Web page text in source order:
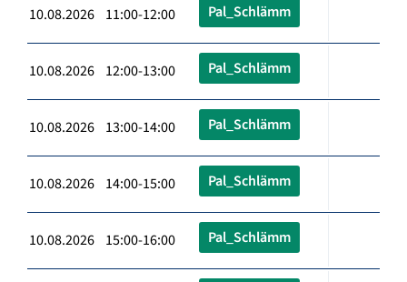
10.08.2026 11:00-12:00 Pal_Schlämm
10.08.2026 12:00-13:00 Pal_Schlämm
10.08.2026 13:00-14:00 Pal_Schlämm
10.08.2026 14:00-15:00 Pal_Schlämm
10.08.2026 15:00-16:00 Pal_Schlämm